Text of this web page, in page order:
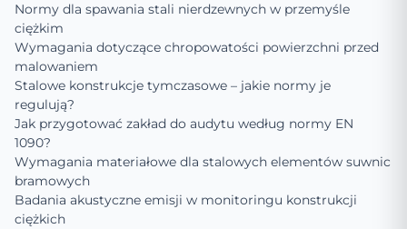
Normy dla spawania stali nierdzewnych w przemyśle
ciężkim
Wymagania dotyczące chropowatości powierzchni przed
malowaniem
Stalowe konstrukcje tymczasowe – jakie normy je
regulują?
Jak przygotować zakład do audytu według normy EN
1090?
Wymagania materiałowe dla stalowych elementów suwnic
bramowych
Badania akustyczne emisji w monitoringu konstrukcji
ciężkich